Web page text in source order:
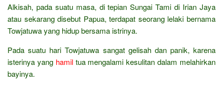
Alkisah, pada suatu masa, di tepian Sungai Tami di Irian Jaya
atau sekarang disebut Papua, terdapat seorang lelaki bernama
Towjatuwa yang hidup bersama istrinya.
Pada suatu hari Towjatuwa sangat gelisah dan panik, karena
isterinya yang hamiltua mengalami kesulitan dalam melahirkan
bayinya.